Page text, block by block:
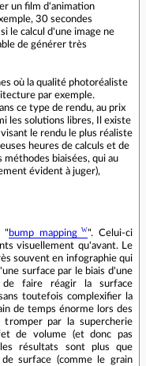
un film d'animation
30 secondes
le calcul d'une image ne
de générer très
où la qualité photoréaliste
par exemple.
ce type de rendu, au prix
les solutions libres, Il existe
le rendu le plus réaliste
heures de calculs et de
méthodes biaisées, qui au
évident à juger),
" bump mapping
". Celui-ci
visuellement qu'avant. Le
souvent en infographie qui
surface par le biais d'une
faire réagir la surface
toutefois complexifier la
de temps énorme lors des
par la supercherie
de volume (et donc pas
résultats sont plus que
surface (comme le grain